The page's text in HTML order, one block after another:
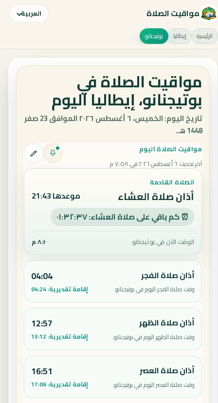
مواقيت الصلاة العربية
الرئيسية إيطاليا بوتيجنانو
مواقيت الصلاة في
بوتيجنانو، إيطاليا اليوم
تاريخ اليوم: الخميس، ٦ أغسطس ٢٠٢٦ الموافق 23 صفر
1448 هـ.
مواقيت الصلاة اليوم
آخر تحديث: ٦ أغسطس ٢٠٢٦ في ٧:٥٨ م
الصلاة القادمة
أذان صلاة العشاء موعدها 21:43
⏰ كم باقي على صلاة العشاء: ٠١:٣٢:٣٦
الوقت الآن في بوتيجنانو ٨:١٠ م
أذان صلاة الفجر
وقت صلاة الفجر اليوم في بوتيجنانو.
04:04
إقامة تقديرية:04:24
أذان صلاة الظهر
وقت صلاة الظهر اليوم في بوتيجنانو.
12:57
إقامة تقديرية: 13:12
أذان صلاة العصر
وقت صلاة العصر اليوم في بوتيجنانو.
16:51
إقامة تقديرية:17:06